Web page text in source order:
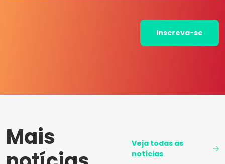
Inscreva-se
Mais
Veja todas as
notícias